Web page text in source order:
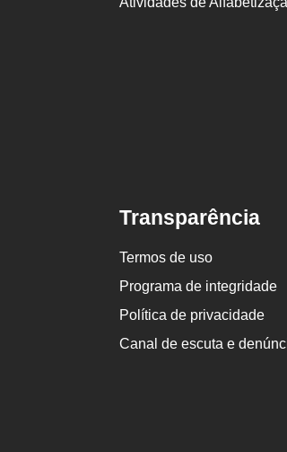
Transparência
Termos de uso
Programa de integridade
Política de privacidade
Canal de escuta e